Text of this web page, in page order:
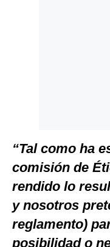
“Tal como ha
comisión de
rendido lo
y nosotros
reglamento)
posibilidad o